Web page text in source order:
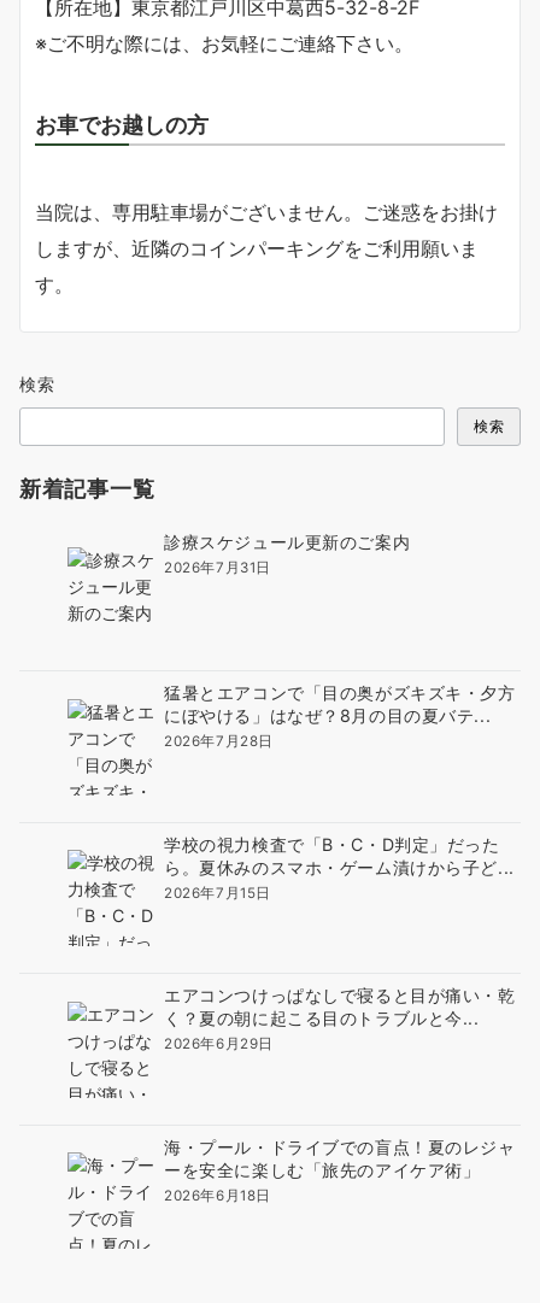
【所在地】東京都江戸川区中葛西5-32-8-2F
※ご不明な際には、お気軽にご連絡下さい。
お車でお越しの方
当院は、専用駐車場がございません。ご迷惑をお掛け
しますが、近隣のコインパーキングをご利用願いま
す。
検索
検索
新着記事一覧
診療スケジュール更新のご案内
2026年7月31日
猛暑とエアコンで「目の奥がズキズキ・夕方
にぼやける」はなぜ？8月の目の夏バテ...
2026年7月28日
学校の視力検査で「B・C・D判定」だった
ら。夏休みのスマホ・ゲーム漬けから子ど...
2026年7月15日
エアコンつけっぱなしで寝ると目が痛い・乾
く？夏の朝に起こる目のトラブルと今...
2026年6月29日
海・プール・ドライブでの盲点！夏のレジャ
ーを安全に楽しむ「旅先のアイケア術」
2026年6月18日